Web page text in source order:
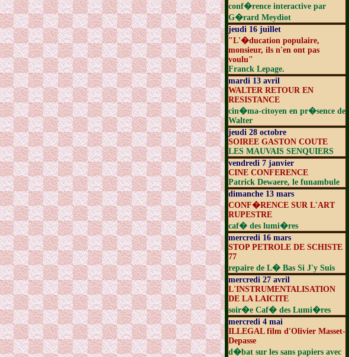
conf�rence interactive par
G�rard Meydiot
jeudi 16 juillet
"L'�ducation populaire,
monsieur, ils n'en ont pas
voulu"
Franck Lepage.
mardi 13 avril
WALTER RETOUR EN
RESISTANCE
cin�ma-citoyen en pr�sence de
Walter
jeudi 28 octobre
SOIREE GASTON COUTE
LES MAUVAIS SENQUIERS
vendredi 7 janvier
CINE CONFERENCE
Patrick Dewaere, le funambule
dimanche 13 mars
CONF�RENCE SUR L'ART
RUPESTRE
caf� des lumi�res
mercredi 16 mars
STOP PETROLE DE SCHISTE
77
repaire de L� Bas Si J'y Suis
mercredi 27 avril
L'INSTRUMENTALISATION
DE LA LAICITE
soir�e Caf� des Lumi�res
mercredi 4 mai
ILLEGAL film d'Olivier Masset-
Depasse
d�bat sur les sans papiers avec